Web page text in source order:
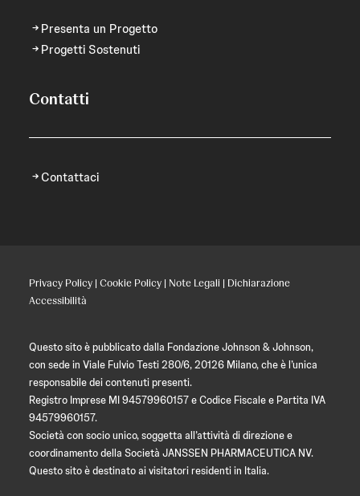
Presenta un Progetto
Progetti Sostenuti
Contatti
Contattaci
Privacy Policy | Cookie Policy | Note Legali | Dichiarazione
Accessibilità
Questo sito è pubblicato dalla Fondazione Johnson & Johnson,
con sede in Viale Fulvio Testi 280/6, 20126 Milano, che è l’unica
responsabile dei contenuti presenti.
Registro Imprese MI 94579960157 e Codice Fiscale e Partita IVA
94579960157.
Società con socio unico, soggetta all’attività di direzione e
coordinamento della Società JANSSEN PHARMACEUTICA NV.
Questo sito è destinato ai visitatori residenti in Italia.